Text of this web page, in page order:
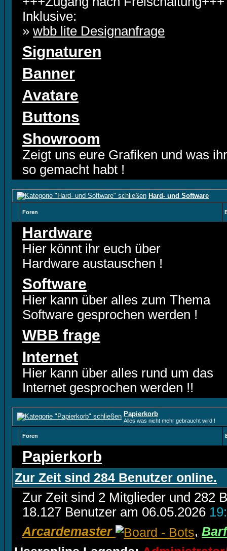
Inklusive:
» wbb lite Designanfrage
Signaturen
Banner
Avatare
Buttons
Showroom
Zeigt uns eure Grafiken und was ihr
so gemacht habt !
Hard- und Software
Foren
Hardware
Hier könnt ihr euch über
Hardware austauschen !
Software
Hier kann über alles zum Thema
Software gesprochen werden !
WBB frage
Internet
Hier kann über alles rund um das
Internet gesprochen werden !!
Papierkorb
Alles was nicht mehr gebraucht wird !
Foren
Papierkorb
Zur Zeit sind 284 Benutzer online.
Zur Zeit sind 2 Mitglieder und 282
18.127 Benutzer am 06.05.2026
Arcardemaster
,